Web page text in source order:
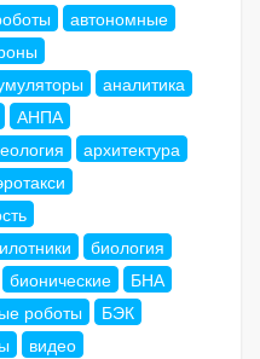
автономные
аналитика
АНПА
архитектура
биология
бионические
БНА
роботы
БЭК
видео